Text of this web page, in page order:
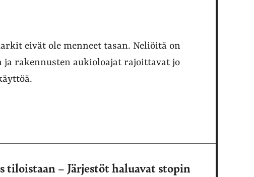
eivät ole menneet tasan. Neliöitä on
rakennusten aukioloajat rajoittavat jo
tiloistaan – Järjestöt haluavat stopin